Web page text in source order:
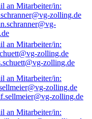
zolling.de
zolling.de